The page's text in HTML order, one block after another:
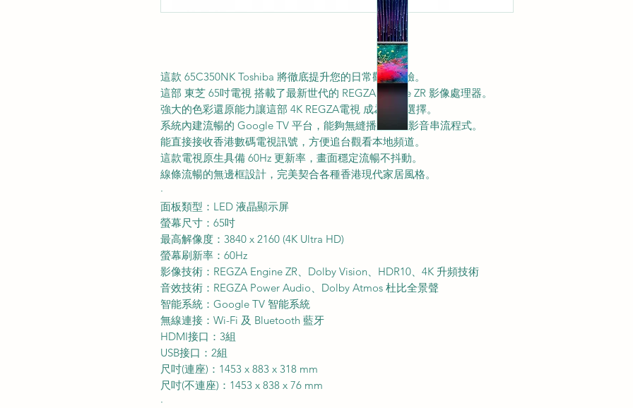
這款 65C350NK Toshiba 將徹底提升您的日常觀影體驗。
這部 東芝 65吋電視 搭載了最新世代的 REGZA Engine ZR 影像處理器。
強大的色彩還原能力讓這部 4K REGZA電視 成為絕佳選擇。
系統內建流暢的 Google TV 平台，能夠無縫播放各大影音串流程式。
能直接接收香港數碼電視訊號，方便追台觀看本地頻道。
這款電視原生具備 60Hz 更新率，畫面穩定流暢不抖動。
線條流暢的無邊框設計，完美契合各種香港現代家居風格。
·
面板類型：LED 液晶顯示屏
螢幕尺寸：65吋
最高解像度：3840 x 2160 (4K Ultra HD)
螢幕刷新率：60Hz
影像技術：REGZA Engine ZR、Dolby Vision、HDR10、4K 升頻技術
音效技術：REGZA Power Audio、Dolby Atmos 杜比全景聲
智能系統：Google TV 智能系統
無線連接：Wi-Fi 及 Bluetooth 藍牙
HDMI接口：3組
USB接口：2組
尺吋(連座)：1453 x 883 x 318 mm
尺吋(不連座)：1453 x 838 x 76 mm
·